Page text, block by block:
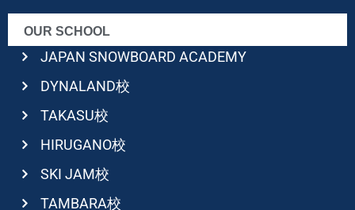
OUR SCHOOL
JAPAN SNOWBOARD ACADEMY
DYNALAND校
TAKASU校
HIRUGANO校
SKI JAM校
TAMBARA校